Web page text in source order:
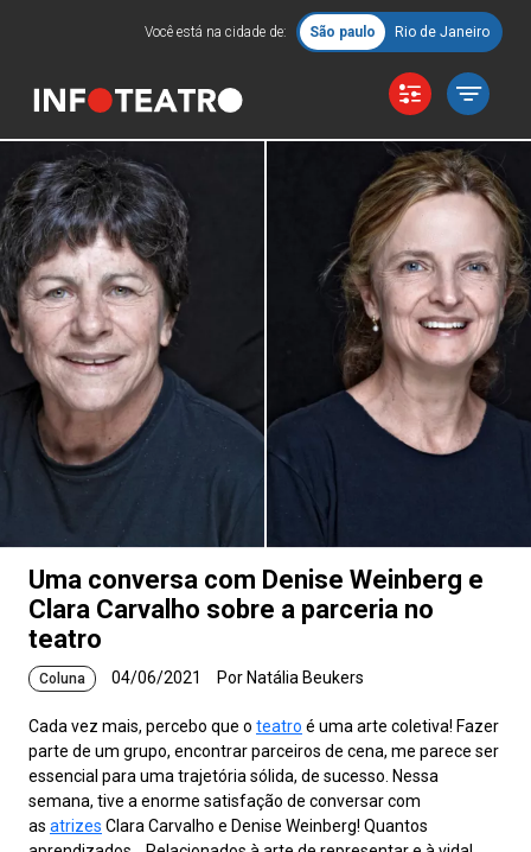
Você está na cidade de: São paulo Rio de Janeiro
Uma conversa com Denise Weinberg e
Clara Carvalho sobre a parceria no
teatro
Coluna 04/06/2021 Por Natália Beukers
Cada vez mais, percebo que o teatro é uma arte coletiva! Fazer
parte de um grupo, encontrar parceiros de cena, me parece ser
essencial para uma trajetória sólida, de sucesso. Nessa
semana, tive a enorme satisfação de conversar com
as atrizes Clara Carvalho e Denise Weinberg! Quantos